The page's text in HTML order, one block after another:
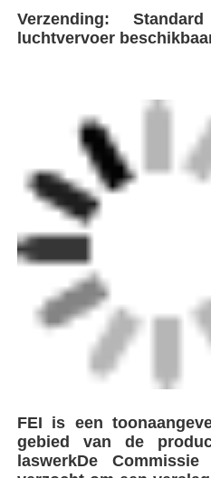
Verzending:
luchtvervoer
FEI is een
gebied van de
laswerkDe Commissie
verzocht om een
resultaten van de
van het onderzoek.
efficiënte logistiek
Als
is in plastic
wereldwijde
ontwikkelen en
uitgebreid
waaronder: